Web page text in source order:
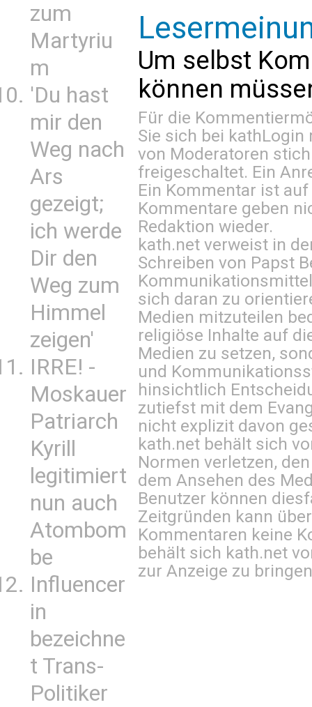
zum
Martyriu
m
'Du hast
mir den
Weg nach
Ars
gezeigt;
ich werde
Dir den
Weg zum
Himmel
zeigen'
IRRE! -
Moskauer
Patriarch
Kyrill
legitimiert
nun auch
Atombom
be
Influencer
in
bezeichne
t Trans-
Politiker
Um selbst
können
Für die
Sie sich bei kathLogin
von Moderatoren
freigeschaltet. Ein
Ein Kommentar ist
Kommentare geben
Redaktion wieder.
kath.net verweist in
Schreiben von Papst
sich daran zu
Medien mitzuteilen
religiöse Inhalte auf
Medien zu setzen,
und
hinsichtlich
zutiefst mit dem
nicht explizit davon
kath.net behält sich
Normen verletzen,
dem Ansehen des
Benutzer können
Zeitgründen kann
Kommentaren keine
behält sich kath.net
zur Anzeige zu